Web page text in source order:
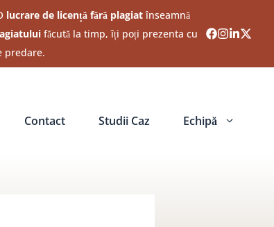
lucrare de licență fără plagiatînseamnă
făcută la timp, îți poți prezenta cu
predare.
Contact Studii Caz Echipă